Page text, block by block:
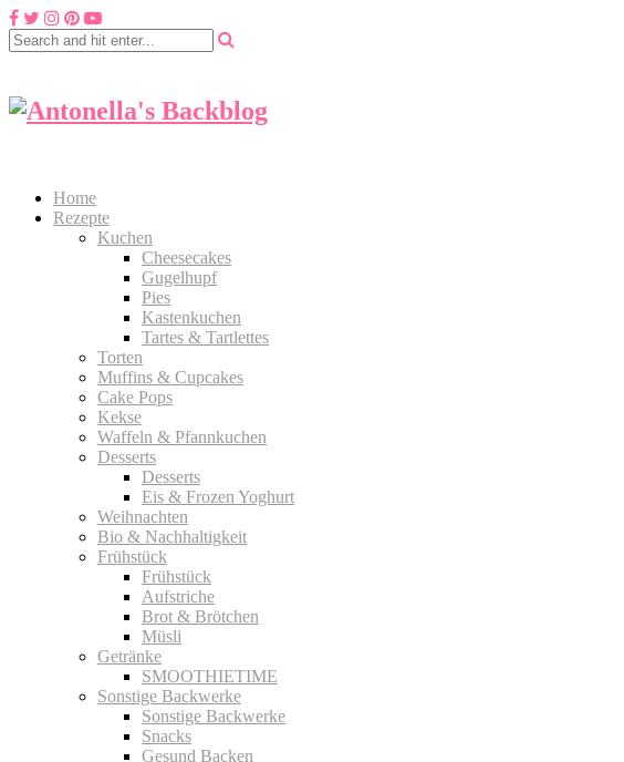
Home
Rezepte
Kuchen
Cheesecakes
Gugelhupf
Pies
Kastenkuchen
Tartes & Tartlettes
Torten
Muffins & Cupcakes
Cake Pops
Kekse
Waffeln & Pfannkuchen
Desserts
Desserts
Eis & Frozen Yoghurt
Weihnachten
Bio & Nachhaltigkeit
Frühstück
Frühstück
Aufstriche
Brot & Brötchen
Müsli
Getränke
SMOOTHIETIME
Sonstige Backwerke
Sonstige Backwerke
Snacks
Gesund Backen